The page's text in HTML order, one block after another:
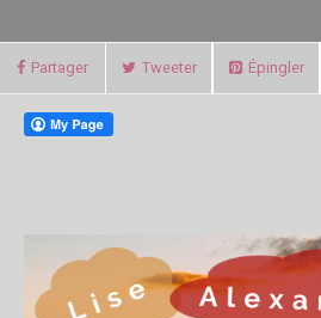
Partager Tweeter Épingler